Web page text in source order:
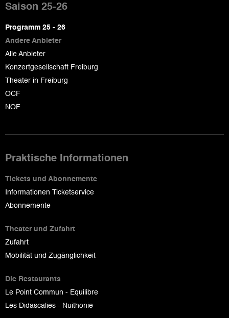
de
page
Saison 25-26
Programm 25 - 26
Andere Anbieter
Alle Anbieter
Konzertgesellschaft Freiburg
Theater in Freiburg
OCF
NOF
Praktische Informationen
Tickets und Abonnemente
Informationen Ticketservice
Abonnemente
Theater und Zufahrt
Zufahrt
Mobilität und Zugänglichkeit
Die Restaurants
Le Point Commun - Equilibre
Les Didascalies - Nuithonie